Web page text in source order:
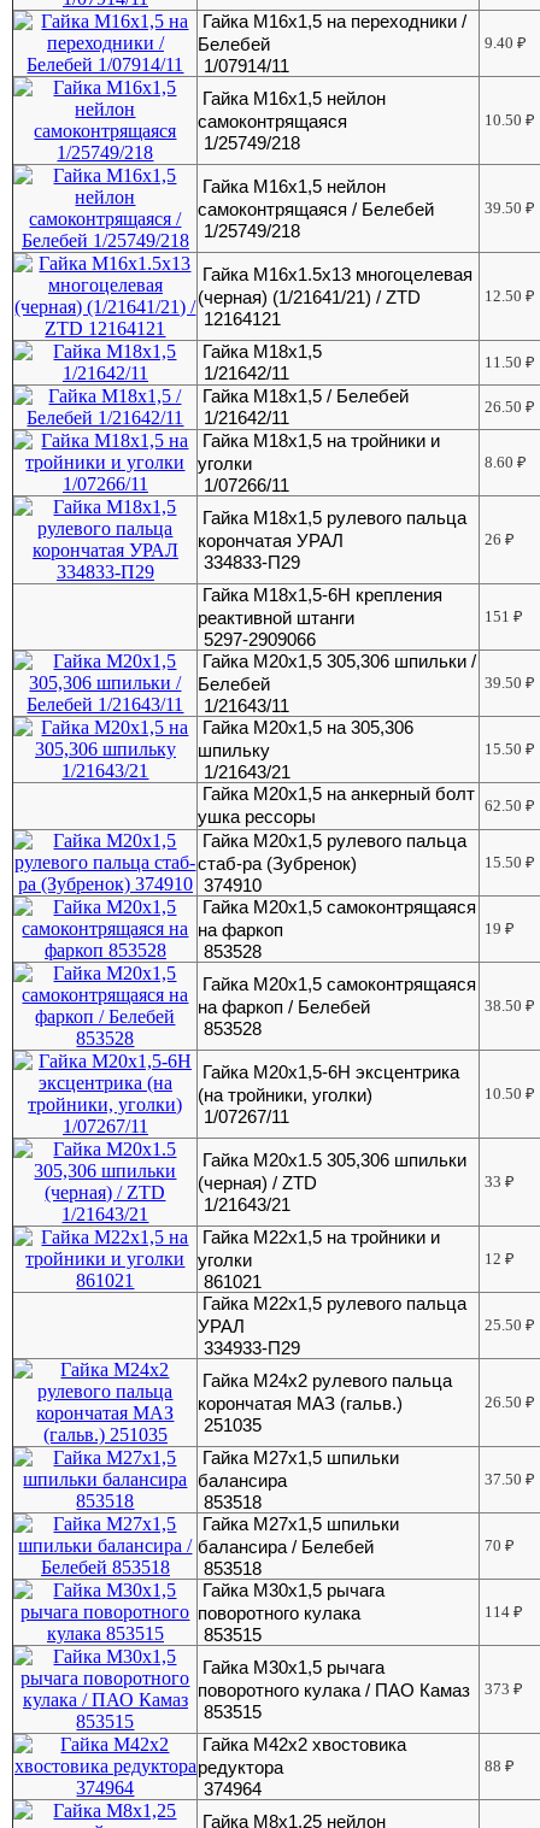
Гайка М16х1,5 на переходники /
Белебей
1/07914/11
9.40₽
Гайка М16х1,5 нейлон
самоконтрящаяся
1/25749/218
10.50₽
Гайка М16х1,5 нейлон
самоконтрящаяся / Белебей
1/25749/218
39.50₽
Гайка М16х1.5х13 многоцелевая
(черная) (1/21641/21) / ZTD
12164121
12.50₽
Гайка М18х1,5
1/21642/11
11.50₽
Гайка М18х1,5 / Белебей
1/21642/11
26.50₽
Гайка М18х1,5 на тройники и
уголки
1/07266/11
8.60₽
Гайка М18х1,5 рулевого пальца
корончатая УРАЛ
334833-П29
26₽
Гайка М18х1,5-6Н крепления
реактивной штанги
5297-2909066
151₽
Гайка М20х1,5 305,306 шпильки /
Белебей
1/21643/11
39.50₽
Гайка М20х1,5 на 305,306
шпильку
1/21643/21
15.50₽
Гайка М20х1,5 на анкерный болт
ушка рессоры
62.50₽
Гайка М20х1,5 рулевого пальца
стаб-ра (Зубренок)
374910
15.50₽
Гайка М20х1,5 самоконтрящаяся
на фаркоп
853528
19₽
Гайка М20х1,5 самоконтрящаяся
на фаркоп / Белебей
853528
38.50₽
Гайка М20х1,5-6Н эксцентрика
(на тройники, уголки)
1/07267/11
10.50₽
Гайка М20х1.5 305,306 шпильки
(черная) / ZTD
1/21643/21
33₽
Гайка М22х1,5 на тройники и
уголки
861021
12₽
Гайка М22х1,5 рулевого пальца
УРАЛ
334933-П29
25.50₽
Гайка М24х2 рулевого пальца
корончатая МАЗ (гальв.)
251035
26.50₽
Гайка М27х1,5 шпильки
балансира
853518
37.50₽
Гайка М27х1,5 шпильки
балансира / Белебей
853518
70₽
Гайка М30х1,5 рычага
поворотного кулака
853515
114₽
Гайка М30х1,5 рычага
поворотного кулака / ПАО Камаз
853515
373₽
Гайка М42х2 хвостовика
редуктора
374964
88₽
Гайка М8х1,25 нейлон